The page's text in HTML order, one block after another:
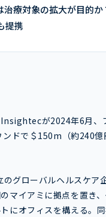
治療対象の拡大が目的
提携
が2024年6月、
ンドで＄150m（約240億
グローバルヘルスケア
マイアミに拠点を置き
にオフィスを構える。